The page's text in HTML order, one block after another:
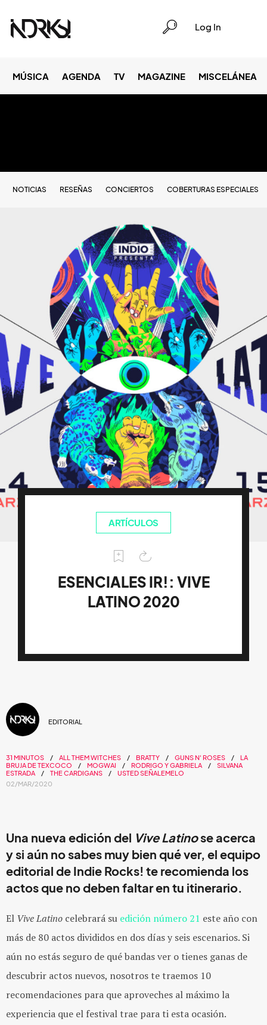
Log In
MÚSICA AGENDA TV MAGAZINE MISCELÁNEA
NOTICIAS RESEÑAS CONCIERTOS COBERTURAS ESPECIALES
ARTÍCULOS
ESENCIALES IR!: VIVE
LATINO 2020
EDITORIAL
31 MINUTOS ALL THEM WITCHES BRATTY GUNS N' ROSES
LA
BRUJA DE TEXCOCO
MOGWAI RODRIGO Y GABRIELA
SILVANA
ESTRADA
THE CARDIGANS
USTED SEÑALEMELO
02/MAR/2020
Una nueva edición del Vive Latinose acerca
y si aún no sabes muy bien qué ver, el equipo
editorial de Indie Rocks! te recomienda los
actos que no deben faltar en tu itinerario.
El Vive Latino celebrará su edición número 21 este año con
más de 80 actos divididos en dos días y seis escenarios. Si
aún no estás seguro de qué bandas ver o tienes ganas de
descubrir actos nuevos, nosotros te traemos 10
recomendaciones para que aproveches al máximo la
experiencia que el festival trae para ti esta ocasión.